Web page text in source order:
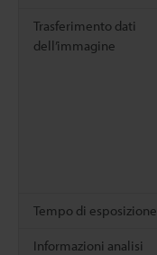
Trasferimento dati
dell’immagine
Tempo di esposizione
Informazioni analisi